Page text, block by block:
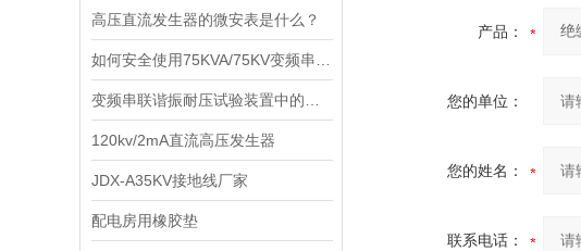
高压直流发生器的微安表是什么？
120kv/2mA直流高压发生器
JDX-A35KV接地线厂家
配电房用橡胶垫
产品：
您的单位：
您的姓名：
联系电话：